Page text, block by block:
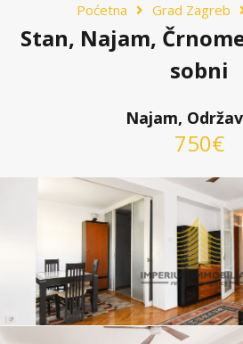
Poćetna Grad Zagreb
Stan, Najam,
sobni
Najam,
750€